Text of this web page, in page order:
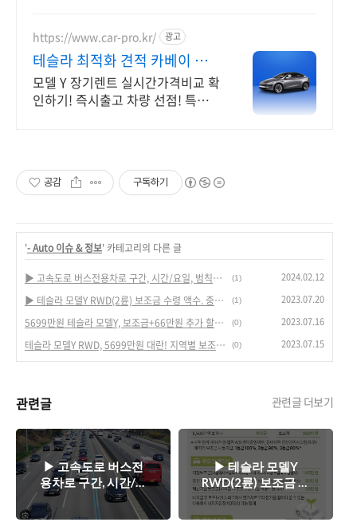
https://www.car-pro.kr/ 광고
테슬라 최적화 견적 카베이 테
슬라 특가차량 무료견적
모델 Y 장기렌트 실시간가격비교 확
인하기! 즉시출고 차량 선점! 특가차
공감 구독하기
'- Auto 이슈 & 정보' 카테고리의 다른 글
▶ 고속도로 버스전용차로 구간, 시간/요일, 범칙금 안내 (1) 2024.02.12
▶ 테슬라 모델Y RWD(2륜) 보조금 수령 액수. 중국산 LFP라서 100%는 못 받습니다. → 지역별 전기차 보조금 액수 확인 후 계산 (1) 2023.07.20
5699만원 테슬라 모델Y, 보조금+66만원 추가 할인 받고 올해 안에 받으려면? (0) 2023.07.16
테슬라 모델Y RWD, 5699만원 대란! 지역별 보조금 확인하고 전략을 세워야.. (0) 2023.07.15
관련글 관련글 더보기
▶ 고속도로 버스전
용차로 구간, 시간/요
일, 범칙금 안내
▶ 테슬라 모델Y
RWD(2륜) 보조금 수
령 액수. 중국산 LFP
라서 100%는 못 받